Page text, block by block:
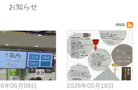
お知らせ
年06月09日 2026年05月18日